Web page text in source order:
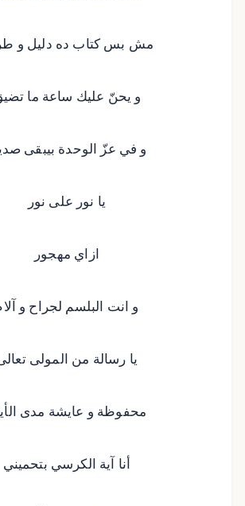
مش بس كتاب ده دليل و
و يحنّ عليك ساعة ما
و في عزّ الوحدة بيبقى
يا نور على نور
ازاي مهجور
و انت البلسم لجراح و
يا رسالة من المولى
محفوظة و عايشة مدى
أنا آية الكرسي بتحميني